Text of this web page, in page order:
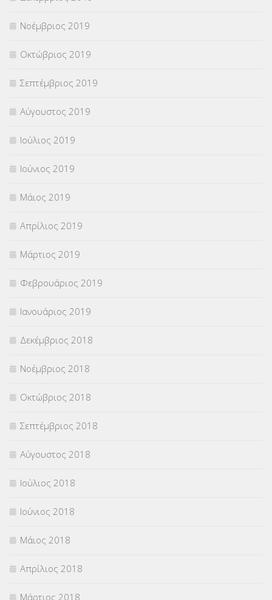
Νοέμβριος 2019
Οκτώβριος 2019
Σεπτέμβριος 2019
Αύγουστος 2019
Ιούλιος 2019
Ιούνιος 2019
Μάιος 2019
Απρίλιος 2019
Μάρτιος 2019
Φεβρουάριος 2019
Ιανουάριος 2019
Δεκέμβριος 2018
Νοέμβριος 2018
Οκτώβριος 2018
Σεπτέμβριος 2018
Αύγουστος 2018
Ιούλιος 2018
Ιούνιος 2018
Μάιος 2018
Απρίλιος 2018
Μάρτιος 2018